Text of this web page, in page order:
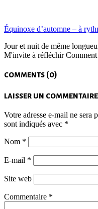
Équinoxe d’automne – à
Jour et nuit de même
⁠M'invite à réfléchir
comments (0)
laisser un commentaire
Votre adresse e-mail ne sera
sont indiqués avec *
Nom *
E-mail *
Site web
Commentaire *